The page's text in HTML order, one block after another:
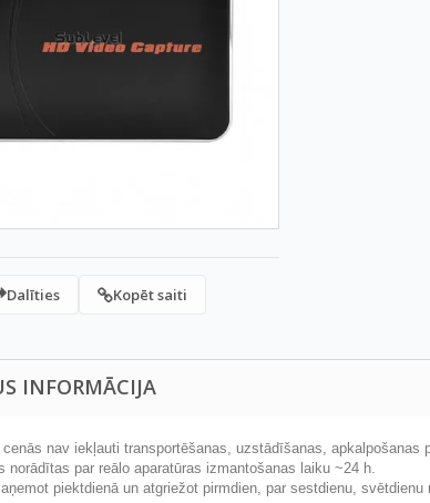
Dalīties Kopēt saiti
INFORMĀCIJA
nav iekļauti transportēšanas, uzstādīšanas, apkalpošanas
norādītas par reālo aparatūras izmantošanas laiku ~24 h.
piektdienā un atgriežot pirmdien, par sestdienu,